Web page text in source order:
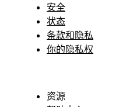
安全
状态
条款和隐私
你的隐私权
资源